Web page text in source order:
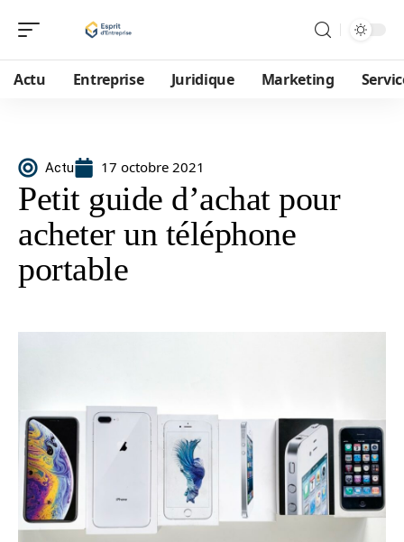
Actu Entreprise Juridique Marketing
Actu 17 octobre 2021
Petit guide d’achat pour
acheter un téléphone
portable